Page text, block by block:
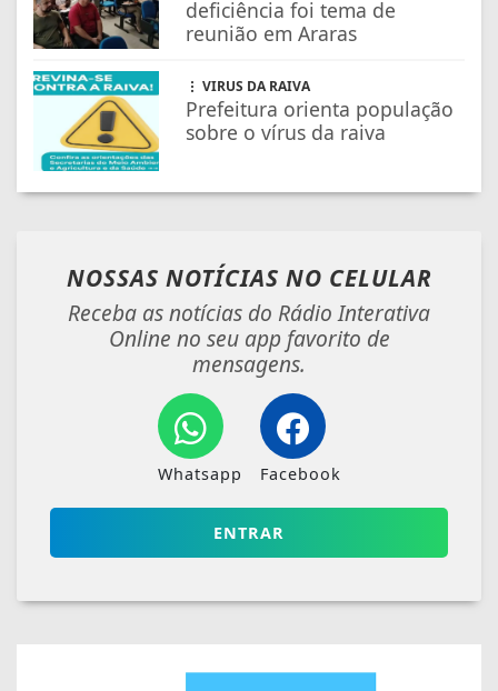
deficiência foi tema de
reunião em Araras
VIRUS DA RAIVA
Prefeitura orienta população
sobre o vírus da raiva
NOSSAS NOTÍCIAS NO CELULAR
Receba as notícias do Rádio Interativa
Online no seu app favorito de
mensagens.
Whatsapp Facebook
ENTRAR